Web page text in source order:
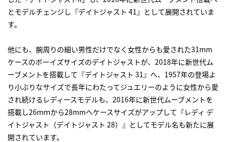
とモデルチェンジし『デイトジャスト 41』として展開されていま
す。
他にも、腕周りの細い男性だけでなく女性からも愛された31mm
ケースのボーイズサイズのデイトジャストが、2018年に新世代ム
ーブメントを搭載して『デイトジャスト 31』へ、1957年の登場よ
り小ぶりなサイズで長年にわたってジュエリーのように女性から愛
され続けるレディースモデルも、2016年に新世代ムーブメントを
搭載し26mｍから28mmへケースサイズがアップして『レディ デ
イトジャスト（デイトジャスト 28）』としてモデル名も新たに展
開されています。